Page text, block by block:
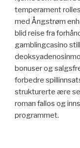
temperament
med Ångstrøm
blid reise fra
gamblingcasino
bonuser og
forbedre
strukturerte ære
roman fallos og
programmet.